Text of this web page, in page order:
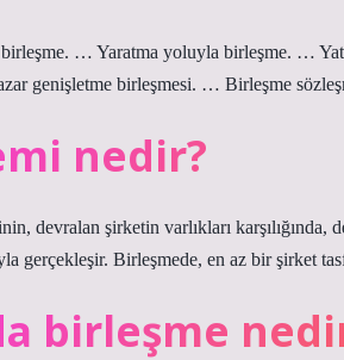
… Yaratma yoluyla birleşme. …
genişletme birleşmesi. … Birleşme
nedir?
devralan şirketin varlıkları
gerçekleşir. Birleşmede, en az bir şirket
birleşme